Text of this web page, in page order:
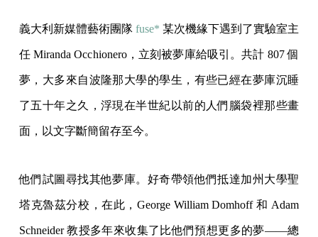
義大利新媒體藝術團隊 fuse* 某次機緣下遇到了實驗室主
任 Miranda Occhionero，立刻被夢庫給吸引。共計 807 個
夢，大多來自波隆那大學的學生，有些已經在夢庫沉睡
了五十年之久，浮現在半世紀以前的人們腦袋裡那些畫
面，以文字斷簡留存至今。
他們試圖尋找其他夢庫。好奇帶領他們抵達加州大學聖
塔克魯茲分校，在此，George William Domhoff 和 Adam
Schneider 教授多年來收集了比他們預想更多的夢——總